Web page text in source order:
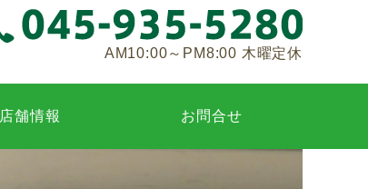
AM10:00～PM8:00 木曜定休
店舗情報 お問合せ